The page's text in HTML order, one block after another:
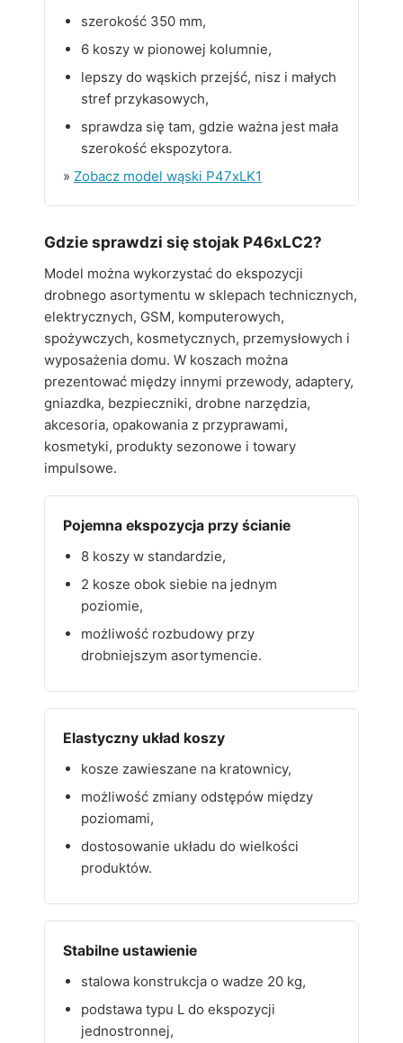
szerokość 350 mm,
6 koszy w pionowej kolumnie,
lepszy do wąskich przejść, nisz i małych
stref przykasowych,
sprawdza się tam, gdzie ważna jest mała
szerokość ekspozytora.
» Zobacz model wąski P47xLK1
Gdzie sprawdzi się stojak P46xLC2?
Model można wykorzystać do ekspozycji
drobnego asortymentu w sklepach technicznych,
elektrycznych, GSM, komputerowych,
spożywczych, kosmetycznych, przemysłowych i
wyposażenia domu. W koszach można
prezentować między innymi przewody, adaptery,
gniazdka, bezpieczniki, drobne narzędzia,
akcesoria, opakowania z przyprawami,
kosmetyki, produkty sezonowe i towary
impulsowe.
Pojemna ekspozycja przy ścianie
8 koszy w standardzie,
2 kosze obok siebie na jednym
poziomie,
możliwość rozbudowy przy
drobniejszym asortymencie.
Elastyczny układ koszy
kosze zawieszane na kratownicy,
możliwość zmiany odstępów między
poziomami,
dostosowanie układu do wielkości
produktów.
Stabilne ustawienie
stalowa konstrukcja o wadze 20 kg,
podstawa typu L do ekspozycji
jednostronnej,